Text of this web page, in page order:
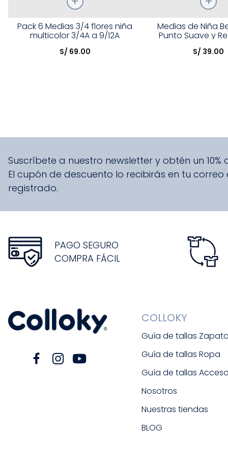
Talla
Elige una opción
Pack 6 Medias 3/4 flores niña
multicolor 3/4A a 9/12A
S/ 69.00
Talla
Elige una opción
Medias de Niña
Punto Suave y
S/ 39.00
Suscríbete a nuestro newsletter y obtén un
El cupón de descuento lo recibirás en tu
registrado.
PAGO SEGURO
COMPRA FÁCIL
COLLOKY
Guía de tallas
Guía de tallas Ropa
Guía de tallas
Nosotros
Nuestras tiendas
BLOG